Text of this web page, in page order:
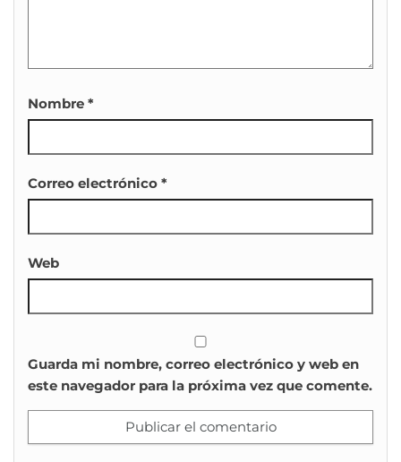
Nombre *
Correo electrónico *
Web
Guarda mi nombre, correo electrónico y web en
este navegador para la próxima vez que comente.